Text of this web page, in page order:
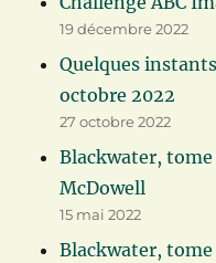
19 décembre 2022
Quelques
octobre 2022
27 octobre 2022
Blackwater,
McDowell
15 mai 2022
Blackwater, tome